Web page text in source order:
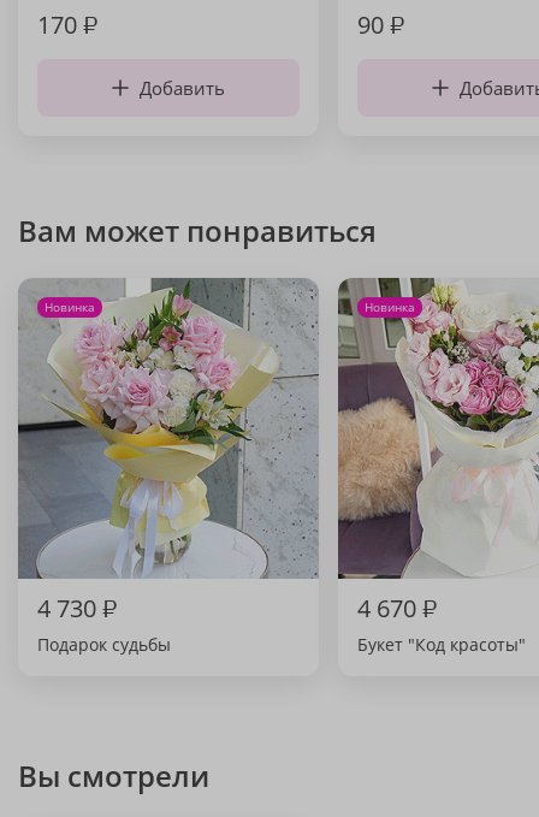
170₽
Добавить
90₽
Вам может понравиться
Новинка
4 730₽
Подарок судьбы
Новинка
4 670₽
Букет "Код красоты"
Вы смотрели